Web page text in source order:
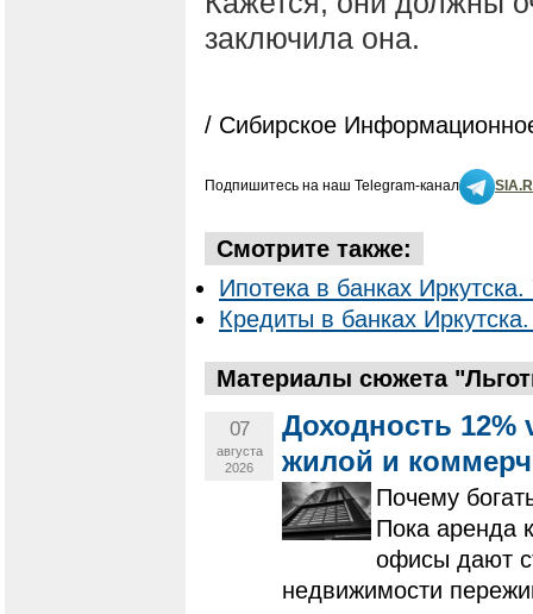
заключила она.
/ Сибирское
Подпишитесь на наш Telegram-канал
Смотрите также:
Ипотека в банках
Кредиты в банках
Материалы сюжета
07
августа
2026
Доходность 12%
жилой и
Почему
Пока аренда
офисы дают
недвижимости